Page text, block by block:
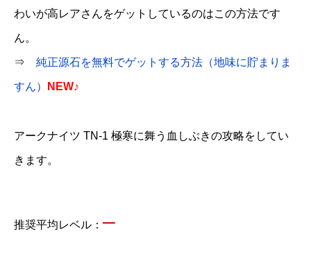
わいが高レアさんをゲットしているのはこの方法です
ん。
⇒ 純正源石を無料でゲットする方法（地味に貯まりま
すん） NEW♪
アークナイツ TN-1 極寒に舞う血しぶきの攻略をしてい
きます。
推奨平均レベル： –